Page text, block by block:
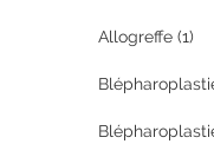
Allogreffe (1)